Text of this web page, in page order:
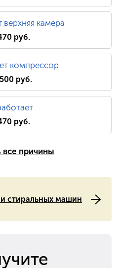
верхняя камера
руб.
компрессор
руб.
руб.
все причины
стиральных машин